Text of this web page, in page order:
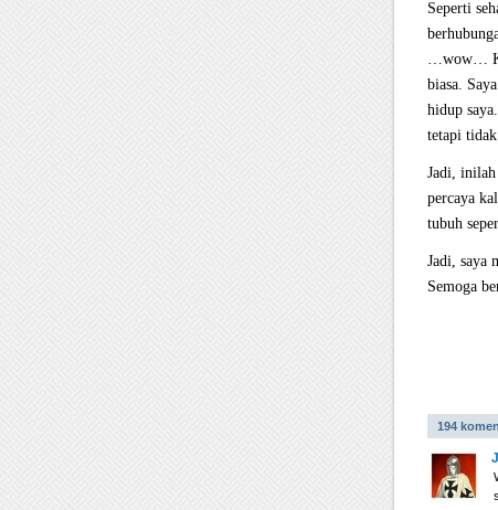
Seperti
…wow…
biasa.
hidup
tetapi
Jadi, inilah
percaya
tubuh
Jadi, saya
Semoga
194